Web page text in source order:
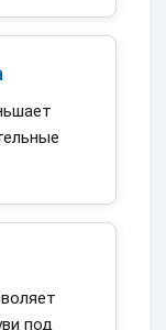
под